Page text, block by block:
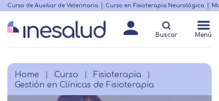
Skip
main
content
Menú
destacado
Curso de Auxiliar de Veterinaria Curso en Fisioterapia Neurológica
Buscar Menú
Breadcrumb
Home Curso
Fisioterapia
Gestión en Clínicas de Fisioterapia
Matricularme